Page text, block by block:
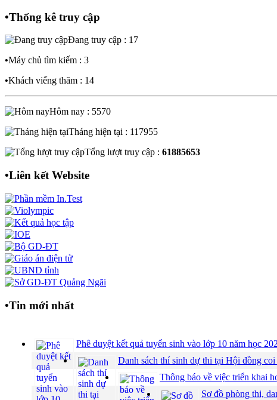
•Thống kê truy cập
Đang truy cập : 17
•Máy chủ tìm kiếm : 3
•Khách viếng thăm : 14
Hôm nay : 5570
Tháng hiện tại : 117955
Tổng lượt truy cập : 61885653
•Liên kết Website
•Tin mới nhất
Phê duyệt kết quả tuyển sinh vào lớp 10 năm học
Danh sách thí sinh dự thi tại Hội đồng
Thông báo về việc triển khai
Sơ đồ phòng thi,